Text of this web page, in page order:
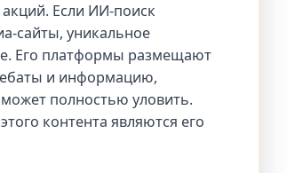
Если ИИ-поиск
сайты, уникальное
Его платформы размещают
и информацию,
полностью уловить.
контента являются его